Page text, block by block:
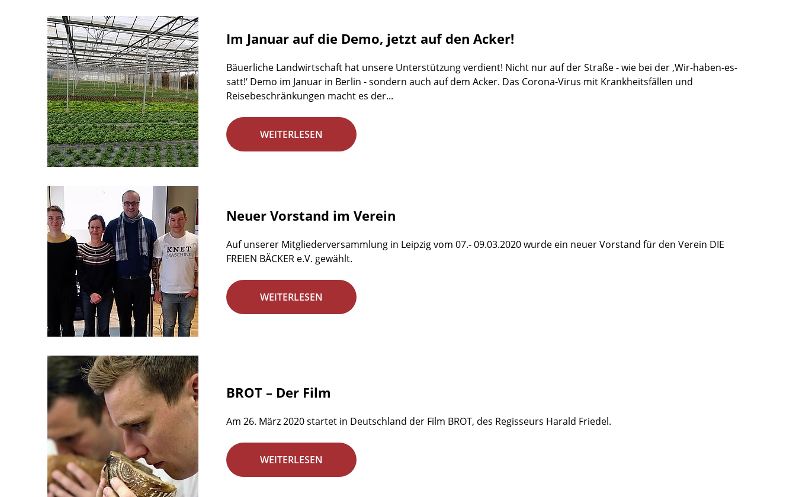
Im Januar auf die Demo, jetzt auf den Acker!
Bäuerliche Landwirtschaft hat unsere Unterstützung verdient! Nicht nur auf der Straße - wie bei der ‚Wir-haben-es-
satt!‘ Demo im Januar in Berlin - sondern auch auf dem Acker. Das Corona-Virus mit Krankheitsfällen und
Reisebeschränkungen macht es der...
WEITERLESEN
Neuer Vorstand im Verein
Auf unserer Mitgliederversammlung in Leipzig vom 07.- 09.03.2020 wurde ein neuer Vorstand für den Verein DIE
FREIEN BÄCKER e.V. gewählt.
WEITERLESEN
BROT – Der Film
Am 26. März 2020 startet in Deutschland der Film BROT, des Regisseurs Harald Friedel.
WEITERLESEN